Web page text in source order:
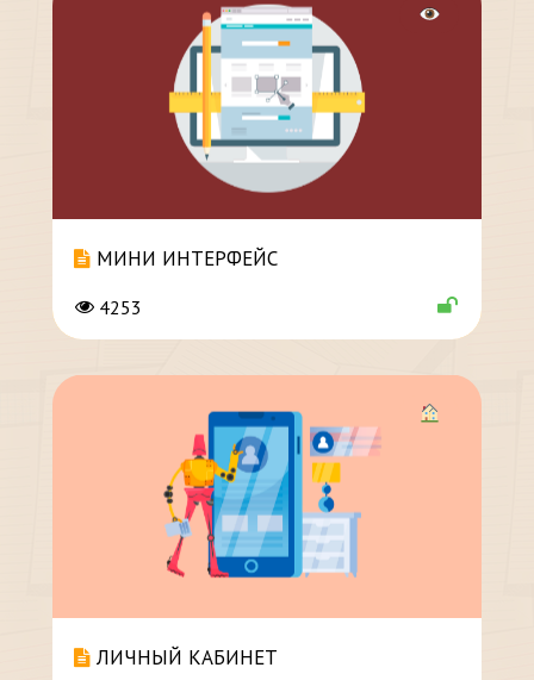
МИНИ ИНТЕРФЕЙС
4253
ЛИЧНЫЙ КАБИНЕТ